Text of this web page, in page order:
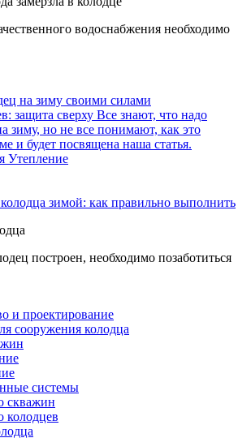
водоснабжения необходимо
на зиму своими силами
защита сверху Все знают, что надо
зиму, но не все понимают, как это
и будет посвящена наша статья.
Утепление
зимой: как правильно выполнить
построен, необходимо позаботиться
и проектирование
сооружения колодца
системы
скважин
колодцев